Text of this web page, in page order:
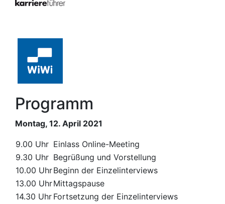
Programm
Montag, 12. April 2021
9.00 Uhr Einlass Online-Meeting
9.30 Uhr Begrüßung und Vorstellung
10.00 UhrBeginn der Einzelinterviews
13.00 UhrMittagspause
14.30 Uhr Fortsetzung der Einzelinterviews